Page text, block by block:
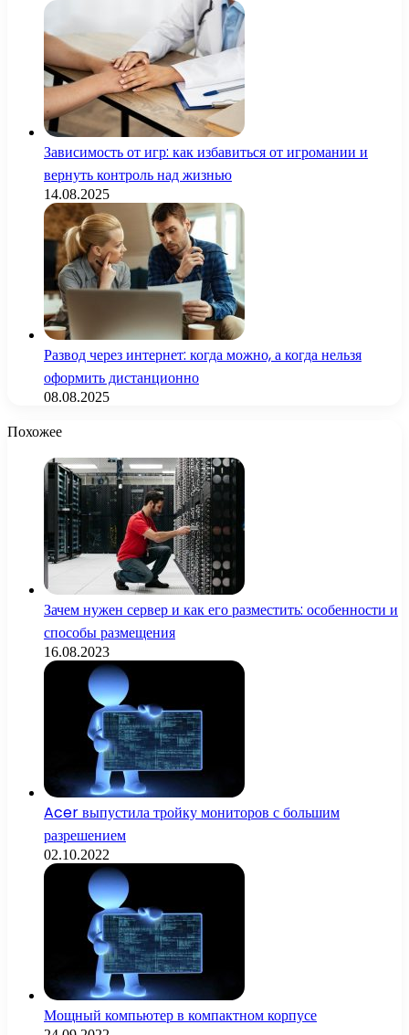
Зависимость от игр: как избавиться от игромании и
вернуть контроль над жизнью
14.08.2025
Развод через интернет: когда можно, а когда нельзя
оформить дистанционно
08.08.2025
Похожее
Зачем нужен сервер и как его разместить: особенности и
способы размещения
16.08.2023
Acer выпустила тройку мониторов с большим
разрешением
02.10.2022
Мощный компьютер в компактном корпусе